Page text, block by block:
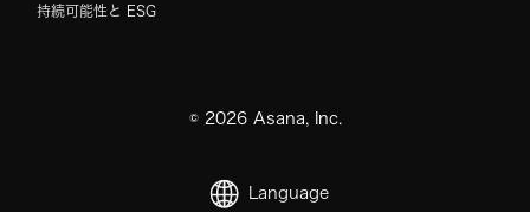
持続可能性と ESG
© 2026Asana, Inc.
Language